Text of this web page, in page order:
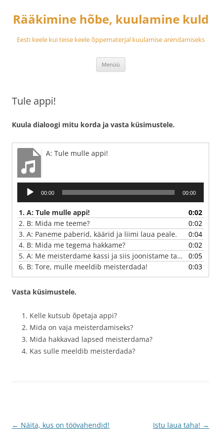
Rääkimine hõbe, kuulamine kuld
Eesti keele kui teise keele õppematerjal kuulamise arendamiseks
Menüü Liigu
juurde
Tule appi!
Kuula dialoogi mitu korda ja vasta küsimustele.
A: Tule mulle appi!
Audioesitaja
00:00 00:00
1. A: Tule mulle appi!
0:02
2. B: Mida me teeme?
0:02
3. A: Paneme paberid, käärid ja liimi laua peale.
0:04
4. B: Mida me tegema hakkame?
0:02
5. A: Me meisterdame kassi ja siis joonistame talle näo ja vurrud.
0:05
6. B: Tore, mulle meeldib meisterdada! 0:03
Vasta küsimustele.
Kelle kutsub õpetaja appi?
Mida on vaja meisterdamiseks?
Mida hakkavad lapsed meisterdama?
Kas sulle meeldib meisterdada?
Postituste
← Näita, kus on töövahendid! Istu laua taha! →